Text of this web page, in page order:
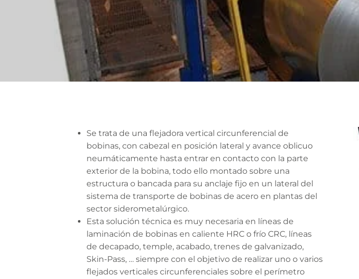
Se trata de una flejadora vertical circunferencial de
bobinas, con cabezal en posición lateral y avance oblicuo
neumáticamente hasta entrar en contacto con la parte
exterior de la bobina, todo ello montado sobre una
estructura o bancada para su anclaje fijo en un lateral del
sistema de transporte de bobinas de acero en plantas del
sector siderometalúrgico.
Esta solución técnica es muy necesaria en líneas de
laminación de bobinas en caliente HRC o frío CRC, líneas
de decapado, temple, acabado, trenes de galvanizado,
Skin-Pass, … siempre con el objetivo de realizar uno o varios
flejados verticales circunferenciales sobre el perímetro